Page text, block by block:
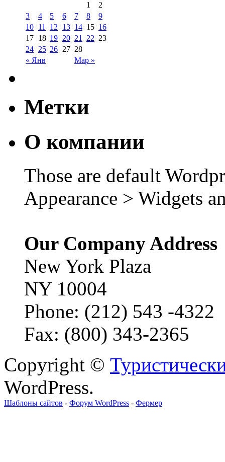
« Янв Мар »
1
2
3
4 5 6 7 8
9
10 11 12 13 14 15 16
17 18 19 20 21 22 23
24 25 26 27 28
Метки
О компании
Those are default
Appearance > Widgets
Our Company Address
New York Plaza
NY 10004
Phone: (212) 543 -4322
Fax: (800) 343-2365
Copyright ©
WordPress.
Шаблоны сайтов - Форум WordPress - Фермер